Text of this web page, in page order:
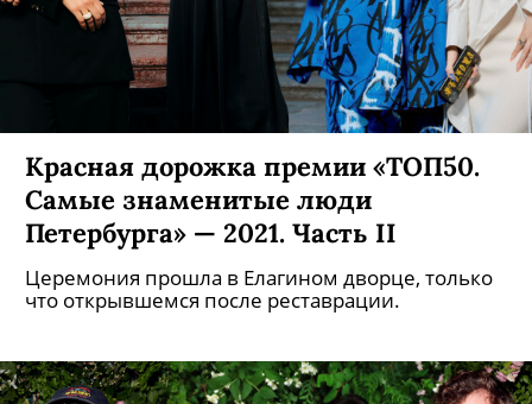
Красная дорожка премии «ТОП50.
Самые знаменитые люди
Петербурга» — 2021. Часть II
Церемония прошла в Елагином дворце, только
что открывшемся после реставрации.